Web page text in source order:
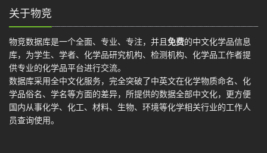
关于物竞
物竞数据库是一个全面、专业、专注，并且 免费的中文化学品信息
库，为学生、学者、化学品研究机构、检测机构、化学品工作者提
供专业的化学品平台进行交流。
数据库采用全中文化服务，完全突破了中英文在化学物质命名、化
学品俗名、学名等方面的差异，所提供的数据全部中文化，更方便
国内从事化学、化工、材料、生物、环境等化学相关行业的工作人
员查询使用。